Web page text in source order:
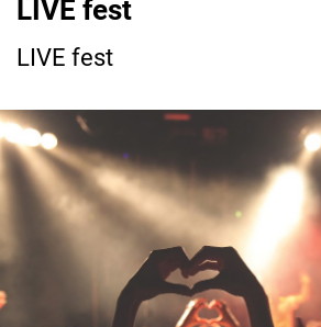
LIVE fest
LIVE fest